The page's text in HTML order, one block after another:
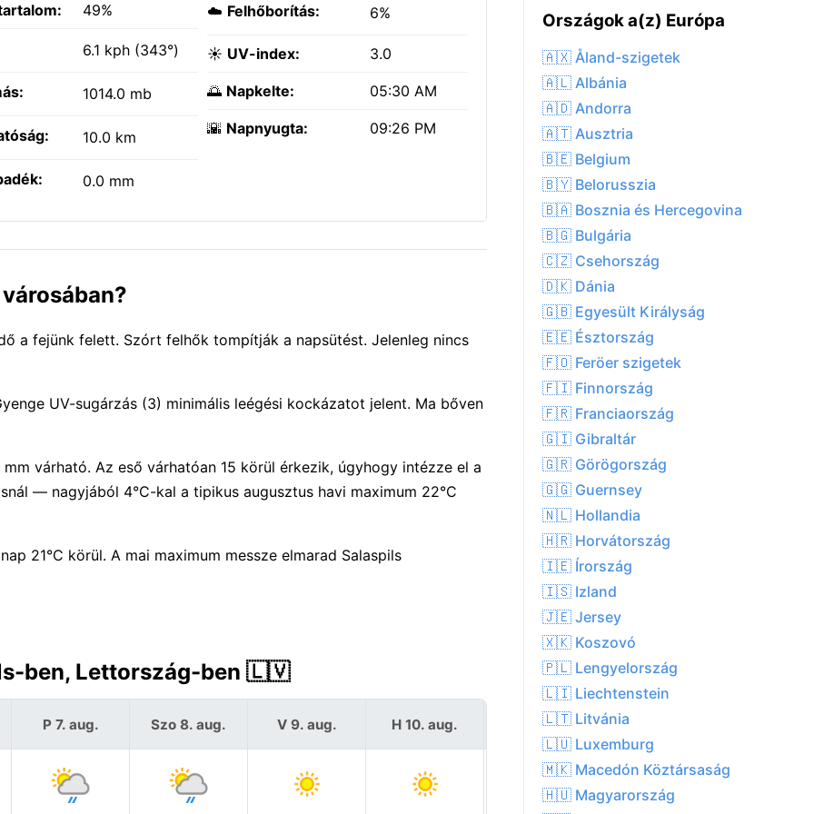
49%
6.1 kph (343°)
1014.0 mb
10.0 km
0.0 mm
☁️ Felhőborítás: 6%
☀️ UV-index: 3.0
🌅 Napkelte: 05:30 AM
🌇 Napnyugta: 09:26 PM
a fejünk felett. Szórt felhők tompítják a napsütést. Jelenleg nincs
UV-sugárzás (3) minimális leégési kockázatot jelent. Ma bőven
várható. Az eső várhatóan 15 körül érkezik, úgyhogy intézze el a
— nagyjából 4°C-kal a tipikus augusztus havi maximum 22°C
21°C körül. A mai maximum messze elmarad Salaspils
ben, Lettország-ben 🇱🇻
P 7. aug. Szo 8. aug. V 9. aug. H 10. aug. K 11. aug.
Országok a(z) Európa
🇦🇽 Åland-szigetek
🇦🇱 Albánia
🇦🇩 Andorra
🇦🇹 Ausztria
🇧🇪 Belgium
🇧🇾 Belorusszia
🇧🇦 Bosznia és Hercegovina
🇧🇬 Bulgária
🇨🇿 Csehország
🇩🇰 Dánia
🇬🇧 Egyesült Királyság
🇪🇪 Észtország
🇫🇴 Feröer szigetek
🇫🇮 Finnország
🇫🇷 Franciaország
🇬🇮 Gibraltár
🇬🇷 Görögország
🇬🇬 Guernsey
🇳🇱 Hollandia
🇭🇷 Horvátország
🇮🇪 Írország
🇮🇸 Izland
🇯🇪 Jersey
🇽🇰 Koszovó
🇵🇱 Lengyelország
🇱🇮 Liechtenstein
🇱🇹 Litvánia
🇱🇺 Luxemburg
🇲🇰 Macedón Köztársaság
🇭🇺 Magyarország